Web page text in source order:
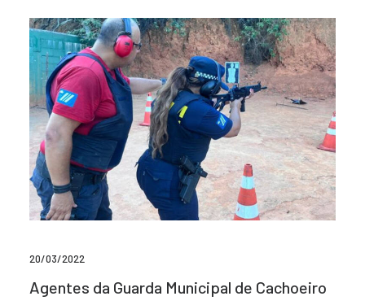
20/03/2022
Agentes da Guarda Municipal de Cachoeiro